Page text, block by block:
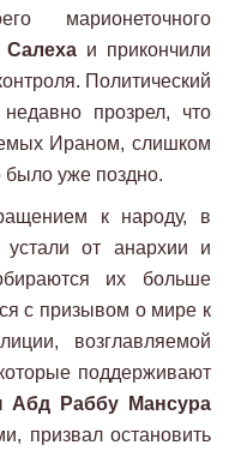
марионеточного
и прикончили
Политический
прозрел, что
Ираном, слишком
было уже поздно.
к народу, в
от анархии и
их больше
с призывом о мире к
возглавляемой
поддерживают
Абд Раббу Мансура
призвал остановить